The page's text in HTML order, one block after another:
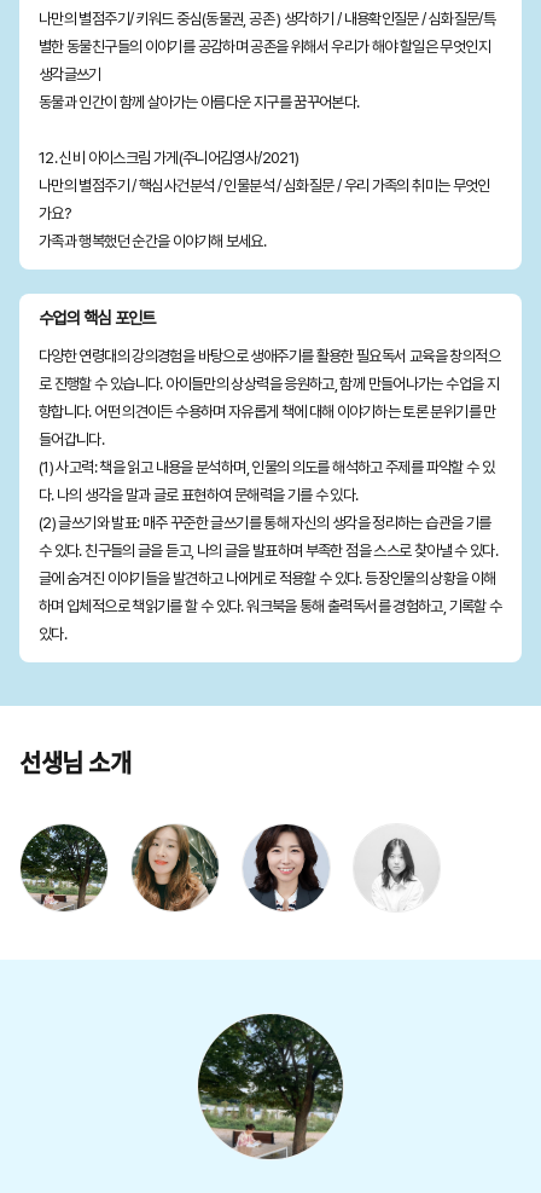
나만의 별점주기/ 키워드 중심(동물권, 공존 ) 생각하기 / 내용확인질문 / 심화질문/특
별한 동물친구들의 이야기를 공감하며 공존을 위해서 우리가 해야 할일은 무엇인지
생각글쓰기
동물과 인간이 함께 살아가는 아름다운 지구를 꿈꾸어본다.
12. 신비 아이스크림 가게(주니어김영사/2021)
나만의 별점주기 / 핵심사건분석 / 인물분석 / 심화질문 / 우리 가족의 취미는 무엇인
가요?
가족과 행복했던 순간을 이야기해 보세요.
수업의 핵심 포인트
다양한 연령대의 강의경험을 바탕으로 생애주기를 활용한 필요독서 교육을 창의적으
로 진행할 수 있습니다. 아이들만의 상상력을 응원하고, 함께 만들어나가는 수업을 지
향합니다. 어떤 의견이든 수용하며 자유롭게 책에 대해 이야기하는 토론 분위기를 만
들어갑니다.
(1) 사고력: 책을 읽고 내용을 분석하며, 인물의 의도를 해석하고 주제를 파악할 수 있
다. 나의 생각을 말과 글로 표현하여 문해력을 기를 수 있다.
(2) 글쓰기와 발표: 매주 꾸준한 글쓰기를 통해 자신의 생각을 정리하는 습관을 기를
수 있다. 친구들의 글을 듣고, 나의 글을 발표하며 부족한 점을 스스로 찾아낼 수 있다.
글에 숨겨진 이야기들을 발견하고 나에게로 적용할 수 있다. 등장인물의 상황을 이해
하며 입체적으로 책읽기를 할 수 있다. 워크북을 통해 출력독서를 경험하고, 기록할 수
있다.
선생님 소개